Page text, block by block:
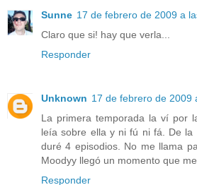
Sunne 17 de febrero de 2009 a
Claro que si! hay que verla...
Responder
Unknown 17 de febrero de 2009
La primera temporada la ví por
leía sobre ella y ni fú ni fá. De la
duré 4 episodios. No me llama
Moodyy llegó un momento que
Responder